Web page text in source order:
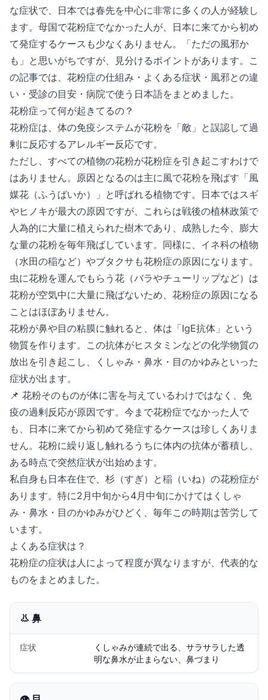
な症状で、日本では春先を中心に非常に多くの人が経験し
ます。母国で花粉症でなかった人が、日本に来てから初め
て発症するケースも少なくありません。「ただの風邪か
も」と思いがちですが、見分けるポイントがあります。こ
の記事では、花粉症の仕組み・よくある症状・風邪との違
い・受診の目安・病院で使う日本語をまとめました。
花粉症って何が起きてるの？
花粉症は、体の免疫システムが花粉を「敵」と誤認して過
剰に反応するアレルギー反応です。
ただし、すべての植物の花粉が花粉症を引き起こすわけで
はありません。原因となるのは主に風で花粉を飛ばす「風
媒花（ふうばいか）」と呼ばれる植物です。日本ではスギ
やヒノキが最大の原因ですが、これらは戦後の植林政策で
人為的に大量に植えられた樹木であり、成熟した今、膨大
な量の花粉を毎年飛ばしています。同様に、イネ科の植物
（水田の稲など）やブタクサも花粉症の原因になります。
虫に花粉を運んでもらう花（バラやチューリップなど）は
花粉が空気中に大量に飛ばないため、花粉症の原因になる
ことはほぼありません。
花粉が鼻や目の粘膜に触れると、体は「IgE抗体」という
物質を作ります。この抗体がヒスタミンなどの化学物質の
放出を引き起こし、くしゃみ・鼻水・目のかゆみといった
症状が出ます。
📌 花粉そのものが体に害を与えているわけではなく、免
疫の過剰反応が原因です。今まで花粉症でなかった人で
も、日本に来てから初めて発症するケースは珍しくありま
せん。花粉に繰り返し触れるうちに体内の抗体が蓄積し、
ある時点で突然症状が出始めます。
私自身も日本在住で、杉（すぎ）と稲（いね）の花粉症が
あります。特に2月中旬から4月中旬にかけてはくしゃ
み・鼻水・目のかゆみがひどく、毎年この時期は苦労して
います。
よくある症状は？
花粉症の症状は人によって程度が異なりますが、代表的な
ものをまとめました。
👃 鼻
症状
くしゃみが連続で出る、サラサラした透
明な鼻水が止まらない、鼻づまり